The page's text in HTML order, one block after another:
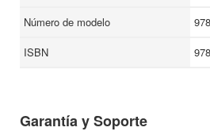
Número de modelo
ISBN
Garantía y Soporte